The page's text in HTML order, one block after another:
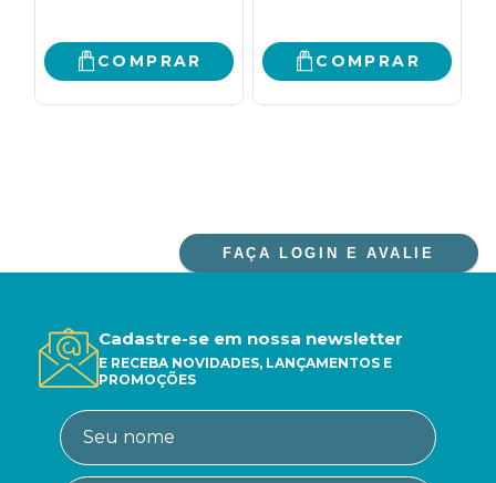
COMPRAR COMPRAR
FAÇA LOGIN E AVALIE
Cadastre-se em nossa newsletter
E RECEBA NOVIDADES, LANÇAMENTOS E
PROMOÇÕES